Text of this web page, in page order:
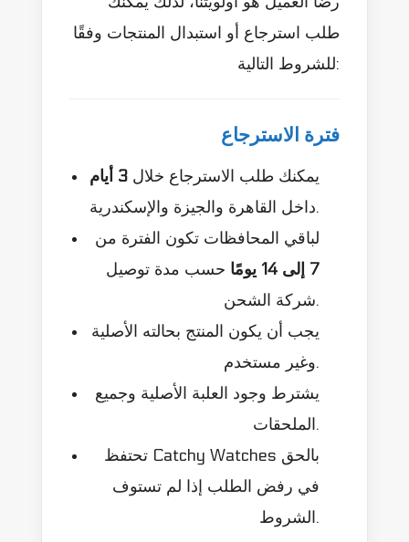
طلب استرجاع أو استبدال المنتجات وفقًا
للشروط التالية:
فترة الاسترجاع
يمكنك طلب الاسترجاع خلال 3 أيام
داخل القاهرة والجيزة والإسكندرية.
لباقي المحافظات تكون الفترة من
7 إلى 14 يومًا
حسب مدة توصيل
شركة الشحن.
يجب أن يكون المنتج بحالته الأصلية
وغير مستخدم.
يشترط وجود العلبة الأصلية وجميع
الملحقات.
تحتفظ Catchy Watches بالحق
في رفض الطلب إذا لم تستوف
الشروط.